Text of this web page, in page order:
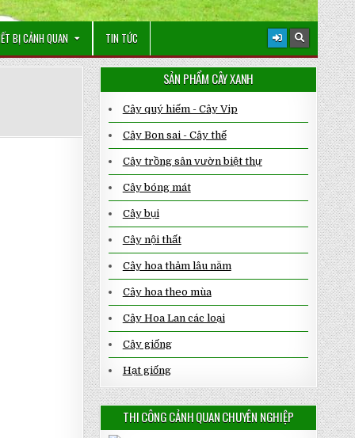
BỊ CẢNH QUAN TIN TỨC
SẢN PHẨM CÂY XANH
Cây quý hiếm - Cây Vip
Cây Bon sai - Cây thế
Cây trồng sân vườn biệt thự
Cây bóng mát
Cây bụi
Cây nội thất
Cây hoa thảm lâu năm
Cây hoa theo mùa
Cây Hoa Lan các loại
Cây giống
Hạt giống
THI CÔNG CẢNH QUAN CHUYÊN NGHIỆP